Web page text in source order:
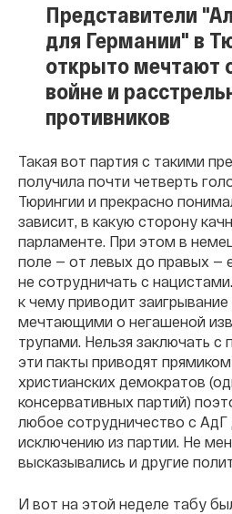
Представители
для Германии" в
открыто мечтают
войне и
противников
Такая вот партия с такими
получила почти четверть
Тюрингии и прекрасно
зависит, в какую сторону
парламенте. При этом в
поле — от левых до правых —
не сотрудничать с
к чему приводит
мечтающими о негашеной
трупами. Нельзя заключать с
эти пакты приводят
христианских демократов
консервативных партий)
любое сотрудничество с
исключению из партии. Не
высказывались и другие
И вот на этой неделе табу